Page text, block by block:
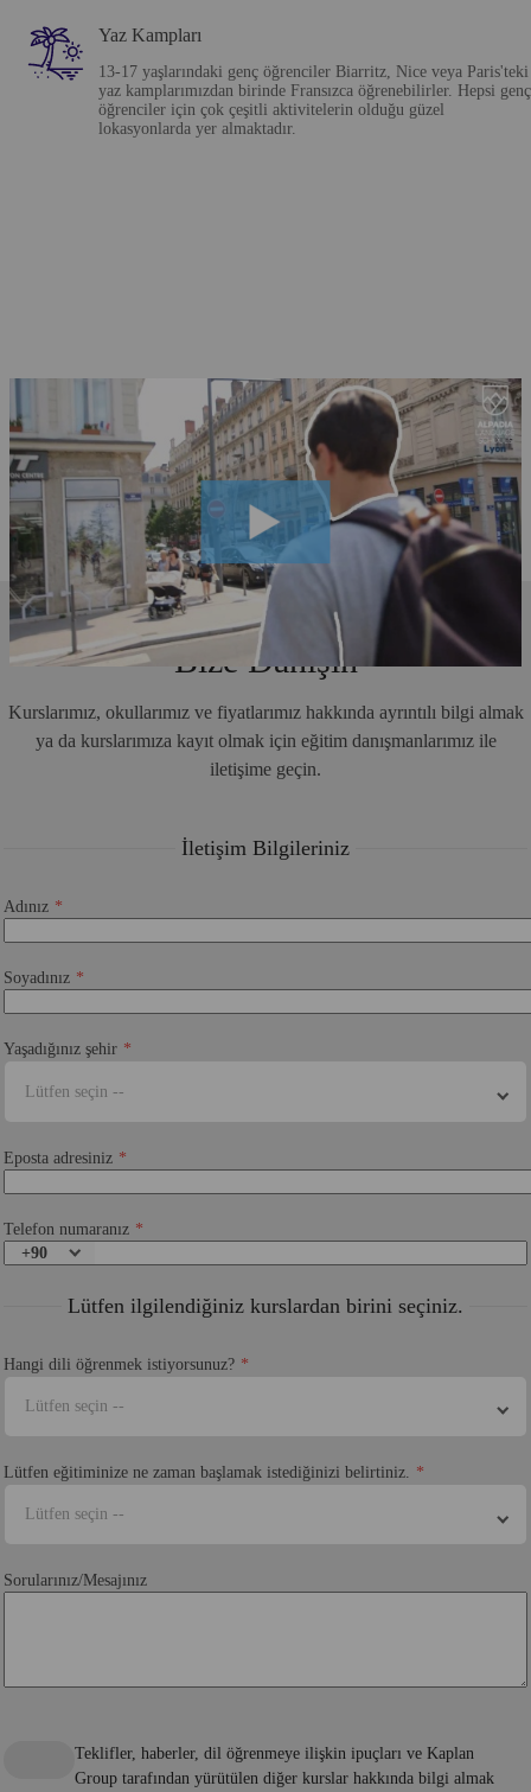
Yaz Kampları
13-17 yaşlarındaki genç öğrenciler Biarritz, Nice veya Paris'teki
yaz kamplarımızdan birinde Fransızca öğrenebilirler. Hepsi genç
öğrenciler için çok çeşitli aktivitelerin olduğu güzel
lokasyonlarda yer almaktadır.
Bize Danışın
Kurslarımız, okullarımız ve fiyatlarımız hakkında ayrıntılı bilgi almak
ya da kurslarımıza kayıt olmak için eğitim danışmanlarımız ile
iletişime geçin.
İletişim Bilgileriniz
Adınız
Soyadınız
Yaşadığınız şehir
Lütfen seçin --
Eposta adresiniz
Telefon numaranız
+90
Lütfen ilgilendiğiniz kurslardan birini seçiniz.
Hangi dili öğrenmek istiyorsunuz?
Lütfen seçin --
Lütfen eğitiminize ne zaman başlamak istediğinizi belirtiniz.
Lütfen seçin --
Sorularınız/Mesajınız
Teklifler, haberler, dil öğrenmeye ilişkin ipuçları ve Kaplan
Group tarafından yürütülen diğer kurslar hakkında bilgi almak